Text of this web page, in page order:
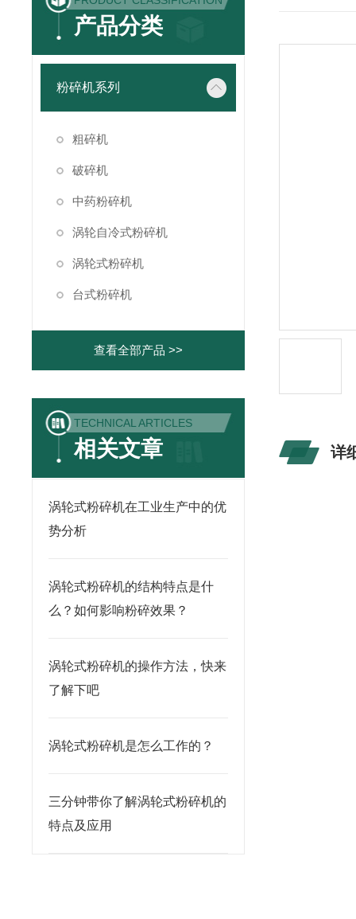
产品分类
粉碎机系列
粗碎机
破碎机
中药粉碎机
涡轮自冷式粉碎机
涡轮式粉碎机
台式粉碎机
查看全部产品 >>
TECHNICAL ARTICLES
相关文章
涡轮式粉碎机在工业生产中的优
势分析
涡轮式粉碎机的结构特点是什
么？如何影响粉碎效果？
涡轮式粉碎机的操作方法，快来
了解下吧
涡轮式粉碎机是怎么工作的？
三分钟带你了解涡轮式粉碎机的
特点及应用
详